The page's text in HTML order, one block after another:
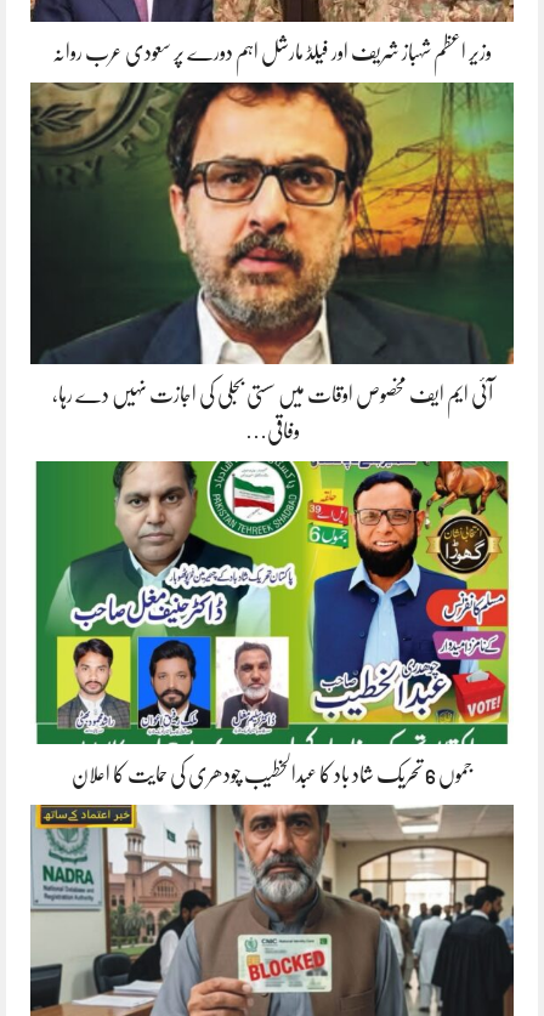
وزیر اعظم شہباز شریف اور فیلڈ مارشل اہم دورے پر سعودی عرب روانہ
آئی ایم ایف مخصوص اوقات میں سستی بجلی کی اجازت نہیں دے رہا،
وفاقی…
جموں 6 تحریک شاد باد کا عبدالخطیب چودھری کی حمایت کا اعلان